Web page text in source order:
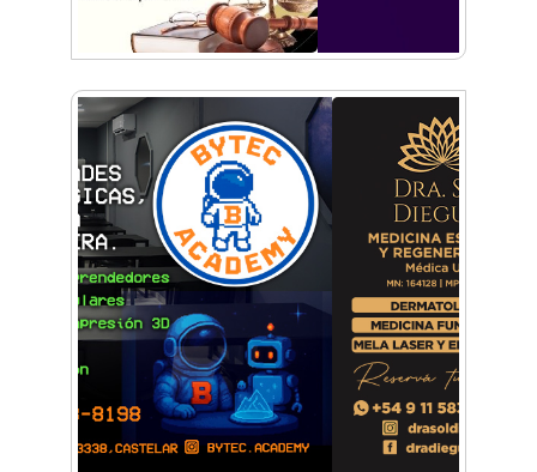
Planspiel: Conocé la experiencia educativa en
alemán que reunió a estudiantes de
Hurlingham y Quilmes
El día que Castelar creyó que Los Redondos
tocaban en el Club Argentino
Feria Conurbana: Resistencia Gráfica ante las
pantallas y lo intangible